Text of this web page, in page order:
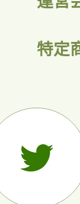
特定